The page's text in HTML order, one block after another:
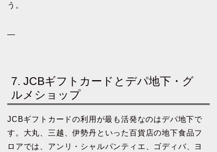
う。
—
7. JCBギフトカードとデパ地下・グ
ルメショップ
JCBギフトカードの利用が最も活発なのはデパ地下で
す。大丸、三越、伊勢丹といった百貨店の地下食品フ
ロアでは、アンリ・シャルパンティエ、ゴディバ、ヨ